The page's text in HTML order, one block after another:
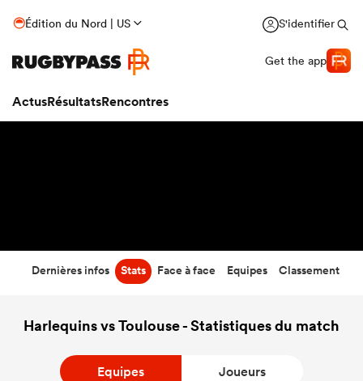
Édition du Nord | US S'identifier
Get the app
ActusRésultatsRencontres
Dernières infos Stats Face à face Equipes Classement
Harlequins vs Toulouse - Statistiques du match
Equipes Joueurs